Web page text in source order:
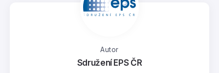
Autor
Sdružení EPS ČR